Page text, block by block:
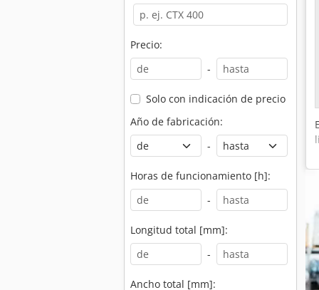
Precio:
-
Solo con indicación de precio
Año de fabricación:
-
Horas de funcionamiento [h]:
-
Longitud total [mm]:
-
Ancho total [mm]: